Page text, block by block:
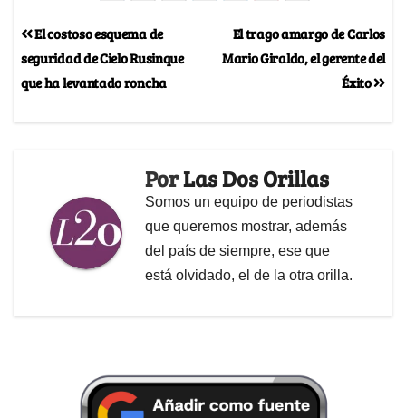
El trago amargo de Carlos
Mario Giraldo, el gerente del
Éxito
El costoso esquema de
seguridad de Cielo Rusinque
que ha levantado roncha
PorLas Dos Orillas
Somos un equipo de periodistas
que queremos mostrar, además
del país de siempre, ese que
está olvidado, el de la otra orilla.